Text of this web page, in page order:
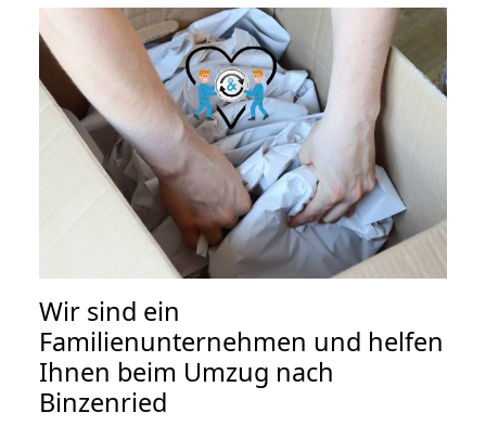
Wir sind ein
Familienunternehmen und helfen
Ihnen beim Umzug nach
Binzenried